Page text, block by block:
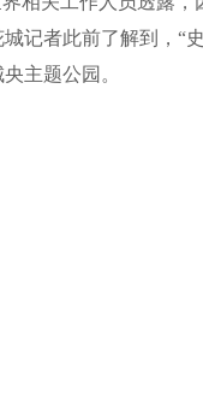
记者此前了解到，“
主题公园。